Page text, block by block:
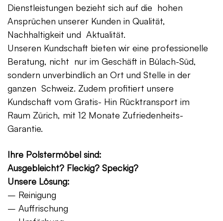
Dienstleistungen bezieht sich auf die hohen
Ansprüchen unserer Kunden in Qualität,
Nachhaltigkeit und Aktualität.
Unseren Kundschaft bieten wir eine professionelle
Beratung, nicht nur im Geschäft in Bülach-Süd,
sondern unverbindlich an Ort und Stelle in der
ganzen Schweiz. Zudem profitiert unsere
Kundschaft vom Gratis- Hin Rücktransport im
Raum Zürich, mit 12 Monate Zufriedenheits-
Garantie.
Ihre Polstermöbel sind:
Ausgebleicht? Fleckig? Speckig?
Unsere Lösung:
– Reinigung
– Auffrischung